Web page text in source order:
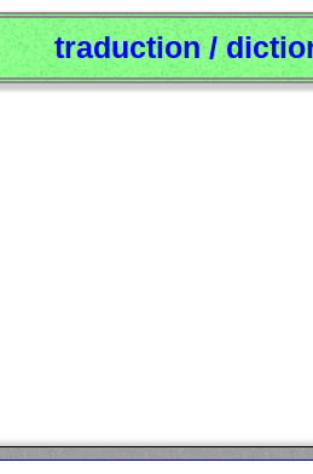
traduction /